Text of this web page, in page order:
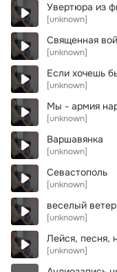
Увертюра из
[unknown]
Священная
[unknown]
[unknown]
Мы - армия
[unknown]
Варшавянка
[unknown]
Севастополь
[unknown]
веселый
[unknown]
Лейся, песня,
[unknown]